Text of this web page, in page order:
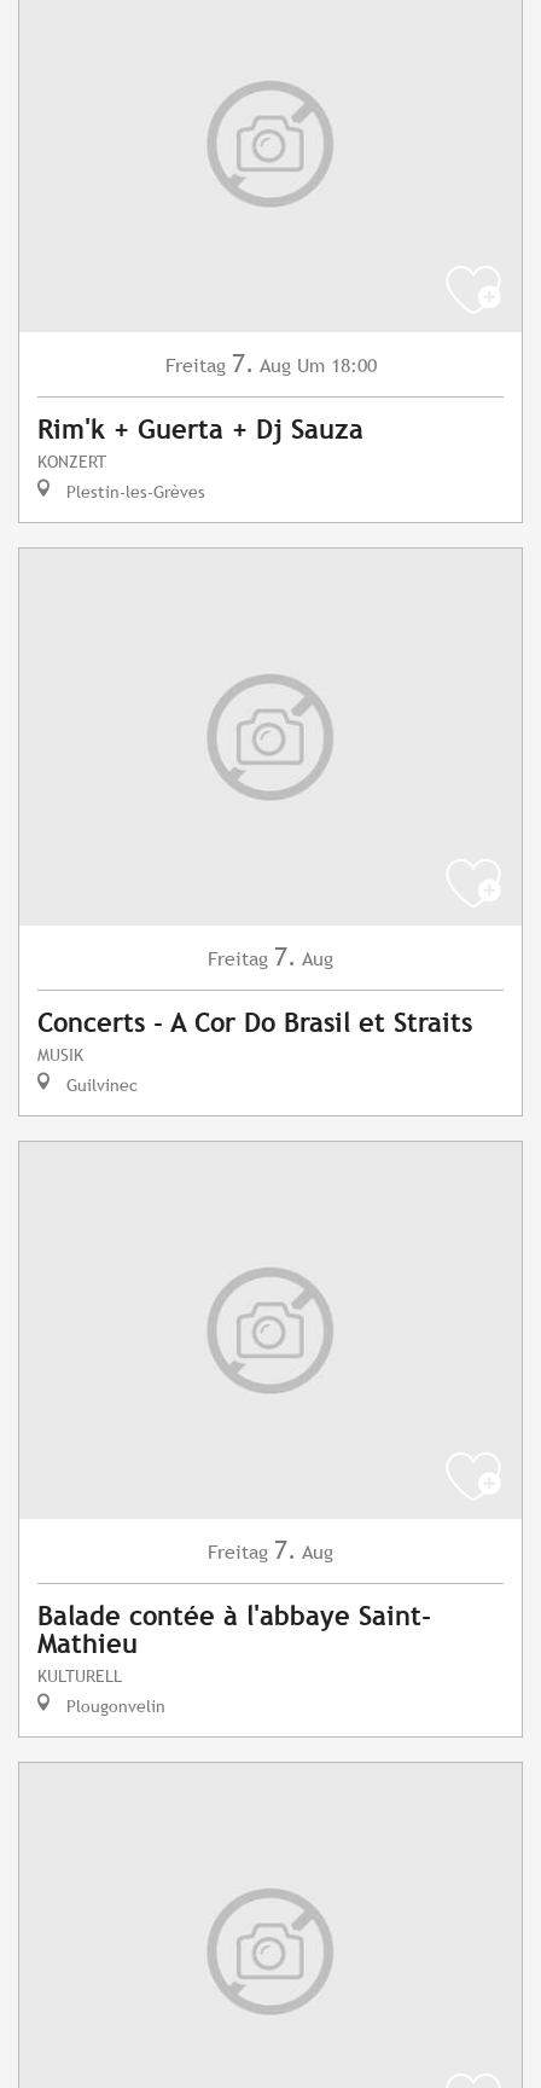
Freitag 7. Aug Um 18:00
Rim'k + Guerta + Dj Sauza
KONZERT
Plestin-les-Grèves
Freitag 7. Aug
Concerts - A Cor Do Brasil et Straits
MUSIK
Guilvinec
Freitag 7. Aug
Balade contée à l'abbaye Saint-
Mathieu
KULTURELL
Plougonvelin